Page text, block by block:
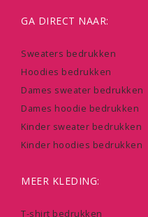
GA DIRECT NAAR:
Sweaters bedrukken
Hoodies bedrukken
Dames sweater bedrukken
Dames hoodie bedrukken
Kinder sweater bedrukken
Kinder hoodies bedrukken
MEER KLEDING:
T-shirt bedrukken